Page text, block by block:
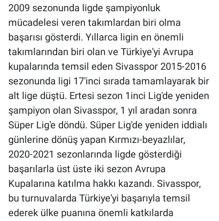
2009 sezonunda ligde şampiyonluk
mücadelesi veren takımlardan biri olma
başarısı gösterdi. Yıllarca ligin en önemli
takımlarından biri olan ve Türkiye'yi Avrupa
kupalarında temsil eden Sivasspor 2015-2016
sezonunda ligi 17'inci sırada tamamlayarak bir
alt lige düştü. Ertesi sezon 1inci Lig'de yeniden
şampiyon olan Sivasspor, 1 yıl aradan sonra
Süper Lig'e döndü. Süper Lig'de yeniden iddialı
günlerine dönüş yapan Kırmızı-beyazlılar,
2020-2021 sezonlarında ligde gösterdiği
başarılarla üst üste iki sezon Avrupa
Kupalarına katılma hakkı kazandı. Sivasspor,
bu turnuvalarda Türkiye'yi başarıyla temsil
ederek ülke puanına önemli katkılarda
Popüler
Programlar
Sağlık
Spor
Teknoloji
Türkiye'nin Geleceği
Türkiye'nin Gündemi
Yerel Gündem
Yerel Yaşam